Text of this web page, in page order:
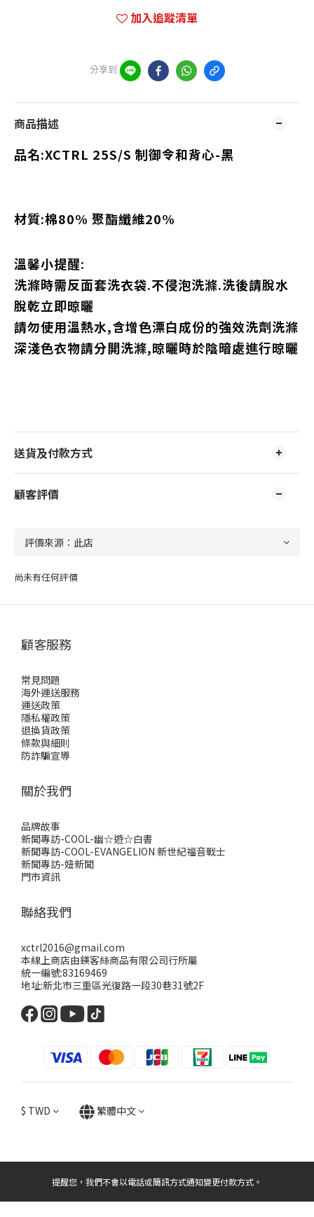
加入追蹤清單
分享到
商品描述
品名:XCTRL 25S/S 制御令和背心-黑
材質:棉80% 聚酯纖維20%
溫馨小提醒:
洗滌時需反面套洗衣袋.不侵泡洗滌.洗後請脫水
脫乾立即晾曬
請勿使用溫熱水,含增色漂白成份的強效洗劑洗滌
深淺色衣物請分開洗滌,晾曬時於陰暗處進行晾曬
送貨及付款方式
顧客評價
尚未有任何評價
顧客服務
常見問題
海外運送服務
運送政策
隱私權政策
退換貨政策
條款與細則
防詐騙宣導
關於我們
品牌故事
新聞專訪-COOL-幽☆遊☆白書
新聞專訪-COOL-EVANGELION 新世紀福音戰士
新聞專訪-妞新聞
門市資訊
聯絡我們
xctrl2016@gmail.com
本線上商店由鎂客絲商品有限公司行所屬
統一編號:83169469
地址:新北市三重區光復路一段30巷31號2F
$ TWD 繁體中文
提醒您，我們不會以電話或簡訊方式通知變更付款方式。